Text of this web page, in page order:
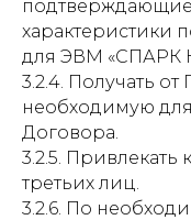
подтверждающие
характеристики
для ЭВМ «СПАРК
3.2.4. Получать
необходимую
Договора.
3.2.5.
третьих лиц.
3.2.6. По